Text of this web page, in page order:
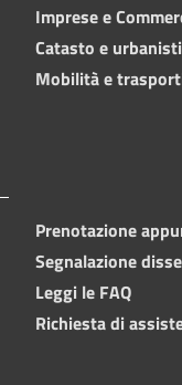
Imprese e
Catasto e
Mobilità e
Prenotazione
Segnalazione
Leggi le FAQ
Richiesta di